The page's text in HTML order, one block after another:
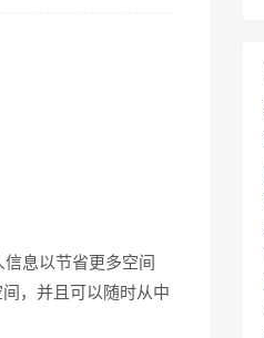
息以节省更多空间
，并且可以随时从中